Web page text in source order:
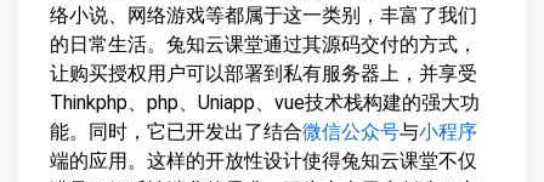
络小说、网络游戏等都属于这一类别，丰富了我们
的日常生活。兔知云课堂通过其源码交付的方式，
让购买授权用户可以部署到私有服务器上，并享受
Thinkphp、php、Uniapp、vue技术栈构建的强大功
能。同时，它已开发出了结合微信公众号与小程序
端的应用。这样的开放性设计使得兔知云课堂不仅